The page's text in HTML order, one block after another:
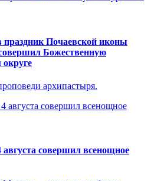
Почаевской иконы
Божественную
архипастыря.
совершил всенощное